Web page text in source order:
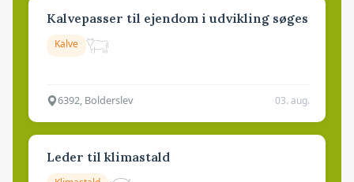
Kalvepasser til ejendom i udvikling søges
Kalve
6392, Bolderslev 03. aug.
Leder til klimastald